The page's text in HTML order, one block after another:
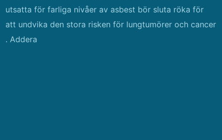
utsatta för farliga nivåer av asbest bör sluta röka för
att undvika den stora risken för lungtumörer och cancer
. Addera